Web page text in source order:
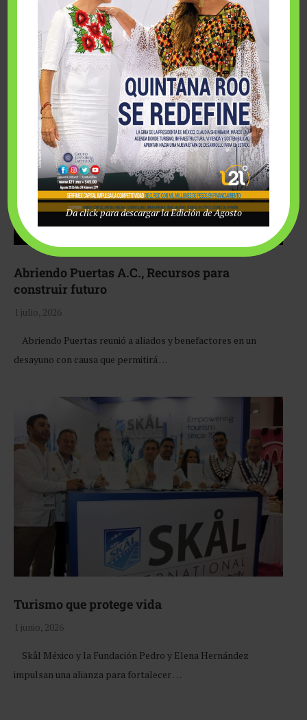
Fairmont Mayakoba y Make-A-Wish México unieron
esfuerzos para hacer realidad el deseo de una …
Abriendo Puertas A.C., Recursos para
construir futuro
1 julio, 2026
Abriendo Puertas reunió a aliados y benefactores en un
desayuno con causa que permitirá …
Turismo que protege vida
1 junio, 2026
Skål México y la Fundación Pedro y Elena Hernández
impulsan una alianza para fortalecer …
Da click para descargar la Edición de Agosto